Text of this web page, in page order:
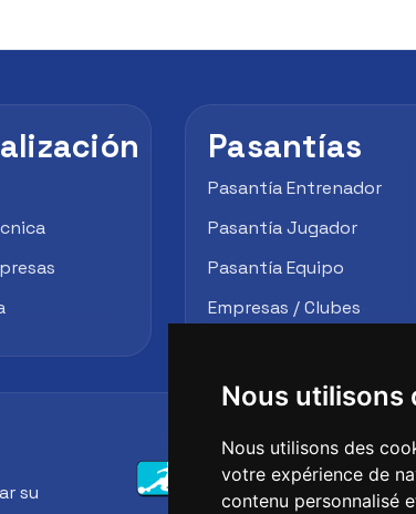
Nous utilisons
Nous utilisons des
votre expérience de
contenu personnalisé
Pasantías
Pasantía Entrenador
Pasantía Jugador
Pasantía Equipo
Empresas / Clubes
su